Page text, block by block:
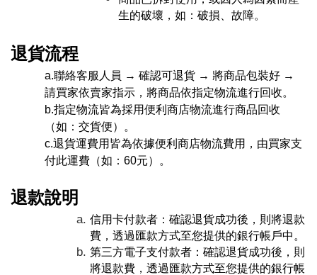
生的破壞，如： 破損 、故障。
退貨流程
a.聯絡客服人員 → 確認可退貨 → 將商品包裝好 →
請買家依賣家指示，將商品依指定物流進行回收。
b.指定物流皆為採用便利商店物流進行商品回收
（如：交貨便）。
c.退貨運費用皆為依據便利商店物流費用，由買家支
付此運費（如：60元）。
退款說明
信用卡付款者：確認退貨成功後， 則將退款
費，透過匯款方式至您提供的銀行帳戶中 。
第三方電子支付款者： 確認退貨成功後， 則
將退款費，透過匯款方式至您提供的銀行帳